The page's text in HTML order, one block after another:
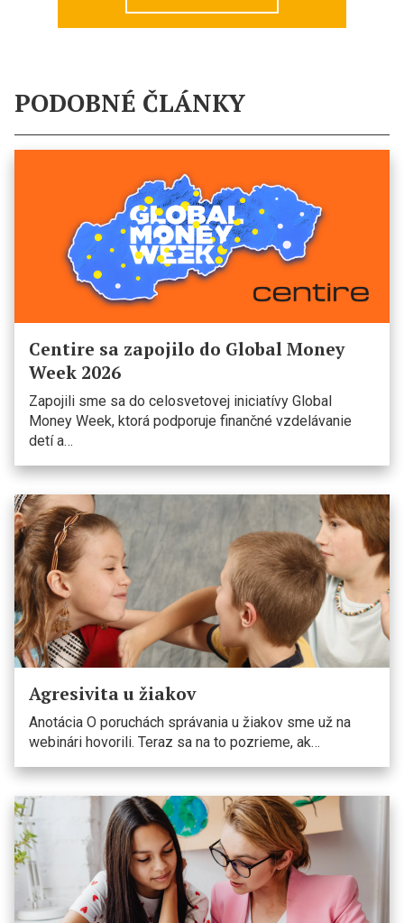
PODOBNÉ ČLÁNKY
Centire sa zapojilo do Global Money
Week 2026
Zapojili sme sa do celosvetovej iniciatívy Global
Money Week, ktorá podporuje finančné vzdelávanie
detí a…
Agresivita u žiakov
Anotácia O poruchách správania u žiakov sme už na
webinári hovorili. Teraz sa na to pozrieme, ak…